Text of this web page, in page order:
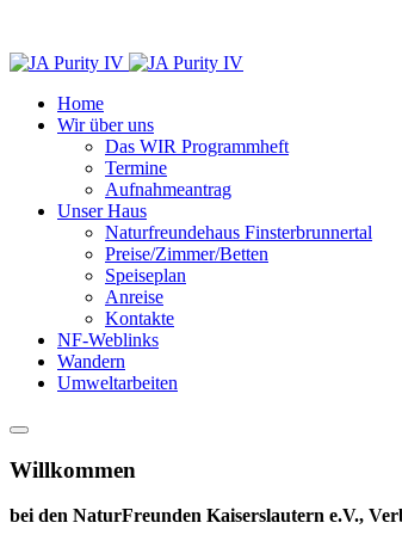
Home
Wir über uns
Das WIR Programmheft
Termine
Aufnahmeantrag
Unser Haus
Naturfreundehaus Finsterbrunnertal
Preise/Zimmer/Betten
Speiseplan
Anreise
Kontakte
NF-Weblinks
Wandern
Umweltarbeiten
Willkommen
bei den NaturFreunden Kaiserslautern e.V.,